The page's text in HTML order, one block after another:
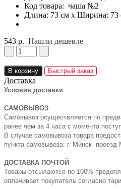
Код товара: чаша №2
Длина: 73 см x Ширина: 73
543 р. Нашли дешевле
В корзину Быстрый заказ
Доставка
Условия доставки
САМОВЫВОЗ
Самовывоз осуществляется по
ранее чем за 4 часа с момента
В случае самовывоза товара
пункта самовывоза: г. Минск
ДОСТАВКА ПОЧТОЙ
Товары отсылаются по 100%
оплачивает покупатель согласно